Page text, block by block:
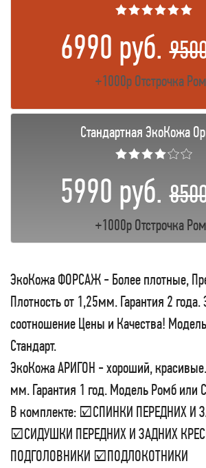
★★★★★★
6990 руб.
+1000р Отстрочка
Стандартная ЭкоКожа
★★★★☆☆
5990 руб.
+1000р Отстрочка
ЭкоКожа ФОРСАЖ - Более плотные,
Плотность от 1,25мм. Гарантия 2 года.
соотношение Цены и Качества!
Стандарт.
ЭкоКожа АРИГОН - хороший, красивые.
мм. Гарантия 1 год. Модель Ромб или
В комплекте: ☑СПИНКИ ПЕРЕДНИХ И
☑СИДУШКИ ПЕРЕДНИХ И ЗАДНИХ
ПОДГОЛОВНИКИ ☑ПОДЛОКОТНИКИ